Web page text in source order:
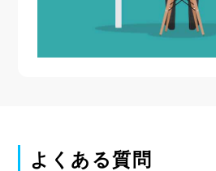
よくある質問